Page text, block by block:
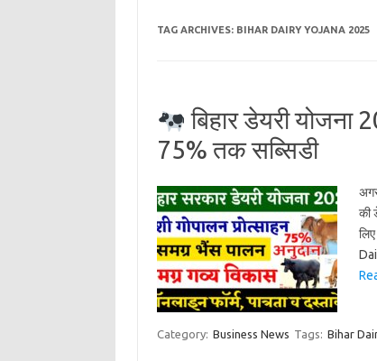
TAG ARCHIVES: BIHAR DAIRY YOJANA 2025
बिहार डेयरी योजना
75% तक सब्सिडी
की
Category: Business News Tags: Bihar